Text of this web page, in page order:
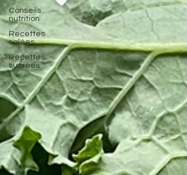
Conseils
nutrition
Recettes
salées
Recettes
sucrées